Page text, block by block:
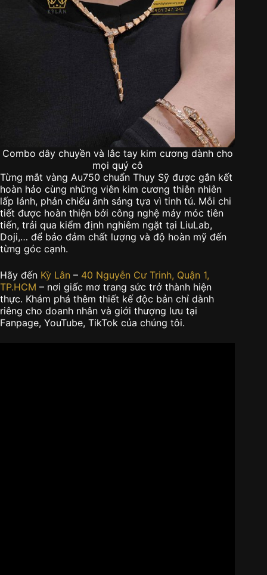
Combo dây chuyền và lắc tay kim cương dành cho
mọi quý cô
Từng mắt vàng Au750 chuẩn Thụy Sỹ được gắn kết
hoàn hảo cùng những viên kim cương thiên nhiên
lấp lánh, phản chiếu ánh sáng tựa vì tinh tú. Mỗi chi
tiết được hoàn thiện bởi công nghệ máy móc tiên
tiến, trải qua kiểm định nghiêm ngặt tại LiuLab,
Doji,… để bảo đảm chất lượng và độ hoàn mỹ đến
từng góc cạnh.
Hãy đến Kỳ Lân – 40 Nguyễn Cư Trinh, Quận 1,
TP.HCM – nơi giấc mơ trang sức trở thành hiện
thực. Khám phá thêm thiết kế độc bản chỉ dành
riêng cho doanh nhân và giới thượng lưu tại
Fanpage, YouTube, TikTok của chúng tôi.